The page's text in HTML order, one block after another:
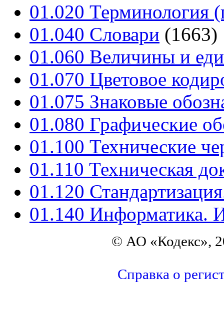
01.020 Терминология
01.040 Словари (1663)
01.060 Величины и
01.070 Цветовое
01.075 Знаковые
01.080 Графические
01.100 Технические
01.110 Техническая
01.120
01.140 Информатика.
© АО «Кодекс»,
Справка о